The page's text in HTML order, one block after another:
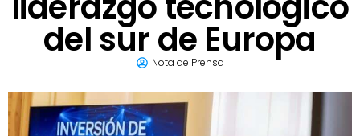
del sur de Europa
Nota de Prensa